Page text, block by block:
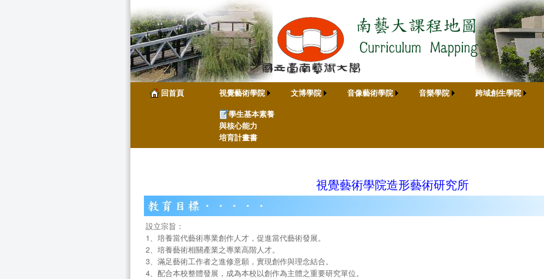
回首頁 視覺藝術學院 文博學院 音像藝術學院 音樂學院 跨域創生學院
學生基本素養
與核心能力
培育計畫書
視覺藝術學院造形藝術研究所
設立宗旨：
1、培養當代藝術專業創作人才，促進當代藝術發展。
2、培養藝術相關產業之專業高階人才。
3、滿足藝術工作者之進修意願，實現創作與理念結合。
4、配合本校整體發展，成為本校以創作為主體之重要研究單位。